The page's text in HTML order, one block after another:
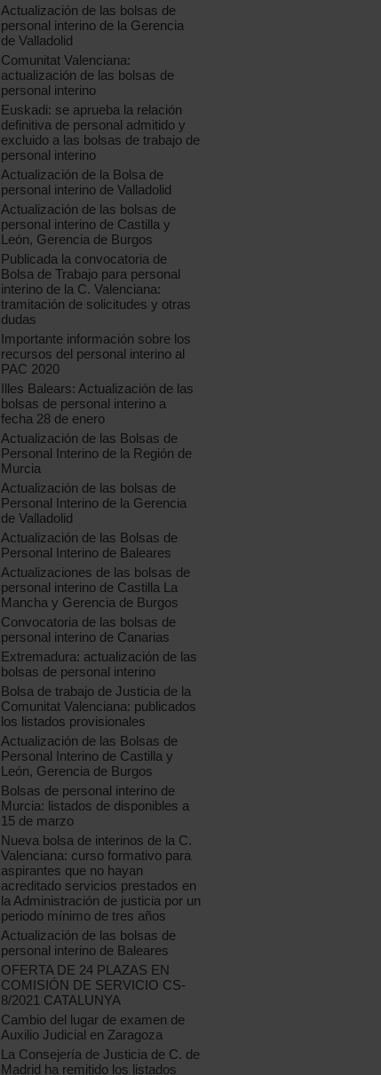
Actualización de las bolsas de
personal interino de la Gerencia
de Valladolid
Comunitat Valenciana:
actualización de las bolsas de
personal interino
Euskadi: se aprueba la relación
definitiva de personal admitido y
excluido a las bolsas de trabajo de
personal interino
Actualización de la Bolsa de
personal interino de Valladolid
Actualización de las bolsas de
personal interino de Castilla y
León, Gerencia de Burgos
Publicada la convocatoria de
Bolsa de Trabajo para personal
interino de la C. Valenciana:
tramitación de solicitudes y otras
dudas
Importante información sobre los
recursos del personal interino al
PAC 2020
Illes Balears: Actualización de las
bolsas de personal interino a
fecha 28 de enero
Actualización de las Bolsas de
Personal Interino de la Región de
Murcia
Actualización de las bolsas de
Personal Interino de la Gerencia
de Valladolid
Actualización de las Bolsas de
Personal Interino de Baleares
Actualizaciones de las bolsas de
personal interino de Castilla La
Mancha y Gerencia de Burgos
Convocatoria de las bolsas de
personal interino de Canarias
Extremadura: actualización de las
bolsas de personal interino
Bolsa de trabajo de Justicia de la
Comunitat Valenciana: publicados
los listados provisionales
Actualización de las Bolsas de
Personal Interino de Castilla y
León, Gerencia de Burgos
Bolsas de personal interino de
Murcia: listados de disponibles a
15 de marzo
Nueva bolsa de interinos de la C.
Valenciana: curso formativo para
aspirantes que no hayan
acreditado servicios prestados en
la Administración de justicia por un
periodo mínimo de tres años
Actualización de las bolsas de
personal interino de Baleares
OFERTA DE 24 PLAZAS EN
COMISIÓN DE SERVICIO CS-
8/2021 CATALUNYA
Cambio del lugar de examen de
Auxilio Judicial en Zaragoza
La Consejería de Justicia de C. de
Madrid ha remitido los listados